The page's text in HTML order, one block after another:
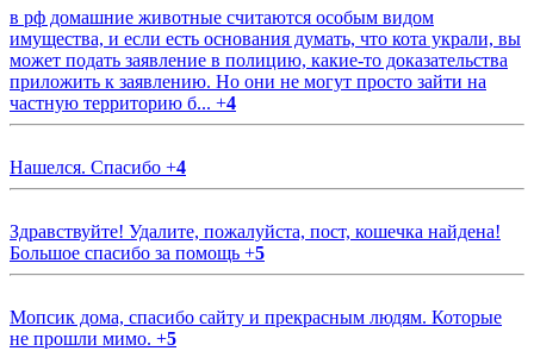
в рф домашние животные считаются особым видом
имущества, и если есть основания думать, что кота украли, вы
может подать заявление в полицию, какие-то доказательства
приложить к заявлению. Но они не могут просто зайти на
частную территорию б... +4
Нашелся. Спасибо +4
Здравствуйте! Удалите, пожалуйста, пост, кошечка найдена!
Большое спасибо за помощь +5
Мопсик дома, спасибо сайту и прекрасным людям. Которые
не прошли мимо. +5